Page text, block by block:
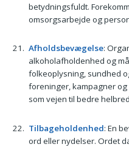
betydningsfuldt.
omsorgsarbejde og
Afholdsbevægelse:
alkoholafholdenhed og
folkeoplysning, sundhed
foreninger, kampagner
som vejen til bedre
Tilbageholdenhed: En
ord eller nydelser. Ordet